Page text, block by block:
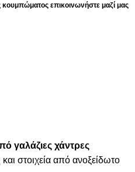
κουμπώματος επικοινωνήστε μαζί μας
γαλάζιες χάντρες
στοιχεία από ανοξείδωτο